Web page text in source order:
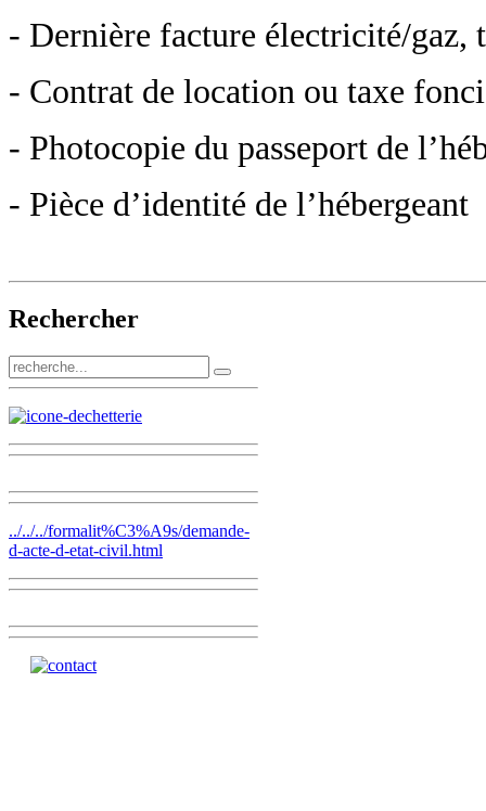
- Dernière facture électricité/gaz,
- Contrat de location ou taxe
- Photocopie du passeport de
- Pièce d’identité de l’hébergeant
Rechercher
../../../formalit%C3%A9s/demande-
d-acte-d-etat-civil.html